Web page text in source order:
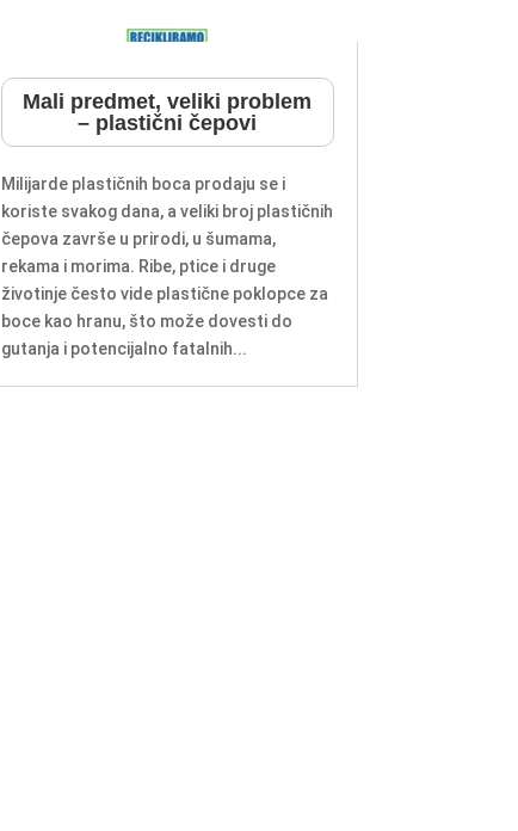
Mali predmet, veliki problem
– plastični čepovi
Milijarde plastičnih boca prodaju se i
koriste svakog dana, a veliki broj plastičnih
čepova završe u prirodi, u šumama,
rekama i morima. Ribe, ptice i druge
životinje često vide plastične poklopce za
boce kao hranu, što može dovesti do
gutanja i potencijalno fatalnih...